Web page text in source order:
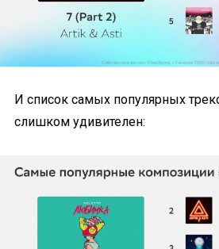
И список самых популярных
слишком удивителен: